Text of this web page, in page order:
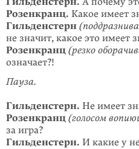
Розенкранц. Какое имеет
Гильденстерн
не значит, какое это имеет
Розенкранц (резко
означает?!
Пауза.
Гильденстерн. Не имеет
Розенкранц (голосом
за игра?
Гильденстерн. И какие у